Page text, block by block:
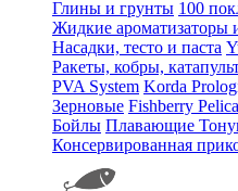
Глины и грунты 100
Жидкие ароматизаторы
Насадки, тесто и паста
Ракеты, кобры,
PVA System Korda
Зерновые Fishberry
Бойлы Плавающие
Консервированная